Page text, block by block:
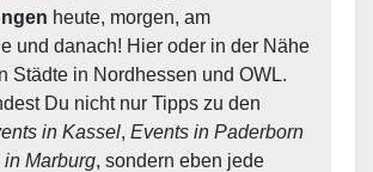
heute, morgen, am
und danach! Hier oder in der Nähe
Städte in Nordhessen und OWL.
Du nicht nur Tipps zu den
in Kassel, Events in Paderborn
in Marburg, sondern eben jede